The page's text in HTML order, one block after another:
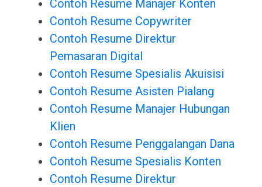
Contoh Resume Manajer Konten
Contoh Resume Copywriter
Contoh Resume Direktur
Pemasaran Digital
Contoh Resume Spesialis Akuisisi
Contoh Resume Asisten Pialang
Contoh Resume Manajer Hubungan
Klien
Contoh Resume Penggalangan Dana
Contoh Resume Spesialis Konten
Contoh Resume Direktur